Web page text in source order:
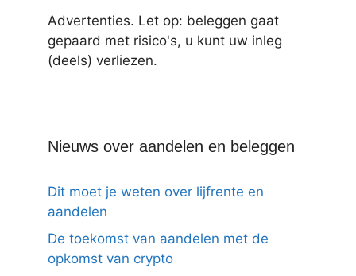
Advertenties. Let op: beleggen gaat
gepaard met risico's, u kunt uw inleg
(deels) verliezen.
Nieuws over aandelen en beleggen
Dit moet je weten over lijfrente en
aandelen
De toekomst van aandelen met de
opkomst van crypto